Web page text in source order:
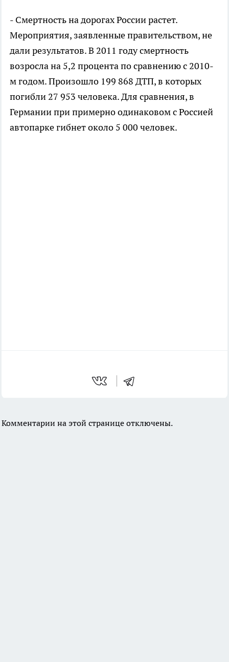
- Смертность на дорогах России растет.
Мероприятия, заявленные правительством, не
дали результатов. В 2011 году смертность
возросла на 5,2 процента по сравнению с 2010-
м годом. Произошло 199 868 ДТП, в которых
погибли 27 953 человека. Для сравнения, в
Германии при примерно одинаковом с Россией
автопарке гибнет около 5 000 человек.
Комментарии на этой странице отключены.